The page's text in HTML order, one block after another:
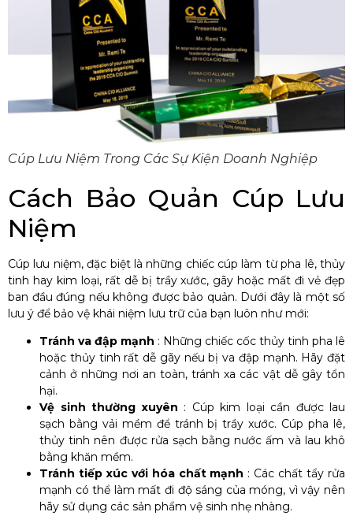
Cúp Lưu Niệm Trong Các Sự Kiện Doanh Nghiệp
Cách Bảo Quản Cúp Lưu
Niệm
Cúp lưu niệm, đặc biệt là những chiếc cúp làm từ pha lê, thủy
tinh hay kim loại, rất dễ bị trầy xước, gãy hoặc mất đi vẻ đẹp
ban đầu đúng nếu không được bảo quản. Dưới đây là một số
lưu ý để bảo vệ khái niệm lưu trữ của bạn luôn như mới:
Tránh va đập mạnh : Những chiếc cốc thủy tinh pha lê
hoặc thủy tinh rất dễ gãy nếu bị va đập mạnh. Hãy đặt
cảnh ở những nơi an toàn, tránh xa các vật dễ gây tổn
hại.
Vệ sinh thường xuyên : Cúp kim loại cần được lau
sạch bằng vải mềm để tránh bị trầy xước. Cúp pha lê,
thủy tinh nên được rửa sạch bằng nước ấm và lau khô
bằng khăn mềm.
Tránh tiếp xúc với hóa chất mạnh : Các chất tẩy rửa
mạnh có thể làm mất đi độ sáng của móng, vì vậy nên
hãy sử dụng các sản phẩm vệ sinh nhẹ nhàng.